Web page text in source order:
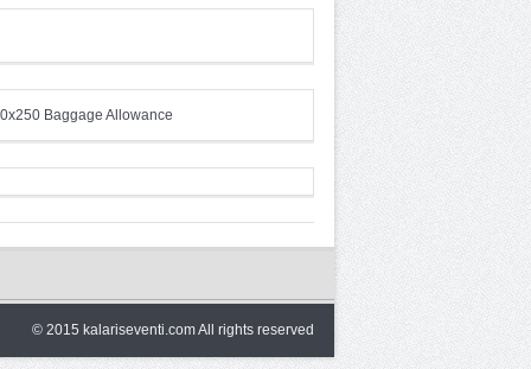
© 2015 kalariseventi.com All rights reserved